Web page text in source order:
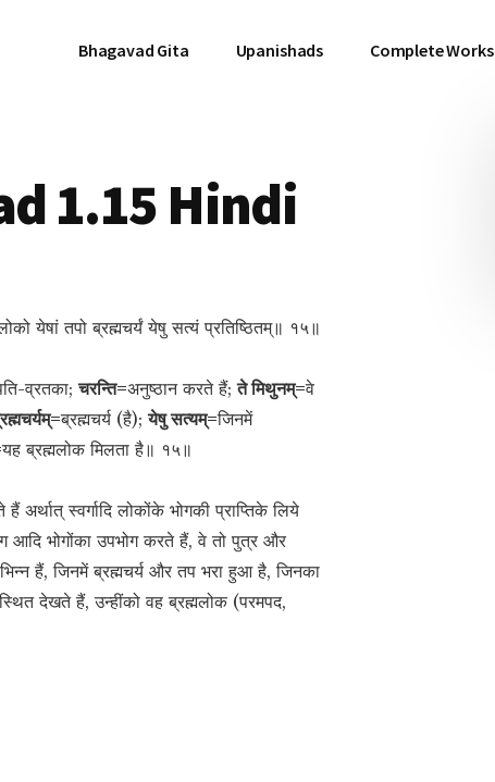
Bhagavad Gita Upanishads Complete Works
1.15 Hindi
येषां तपो ब्रह्मचर्यं येषु सत्यं प्रतिष्ठितम्॥ १५॥
व्रतका;चरन्ति=अनुष्ठान करते हैं;ते मिथुनम्=वे
ब्रह्मचर्य (है);येषु सत्यम्=जिनमें
यह ब्रह्मलोक मिलता है॥ १५॥
अर्थात् स्वर्गादि लोकोंके भोगकी प्राप्तिके लिये
आदि भोगोंका उपभोग करते हैं, वे तो पुत्र और
हैं, जिनमें ब्रह्मचर्य और तप भरा हुआ है, जिनका
देखते हैं, उन्हींको वह ब्रह्मलोक (परमपद,